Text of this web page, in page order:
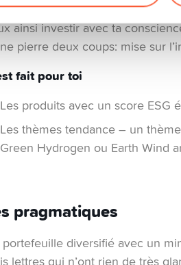
ESG gagnent sans cesse
ainsi investir avec ta
pierre deux coups: mise sur
fait pour toi
Les produits avec un score ESG
Les thèmes tendance – un
Green Hydrogen ou Earth Wind
pragmatiques
diversifié avec un
lettres qui n’ont rien de très